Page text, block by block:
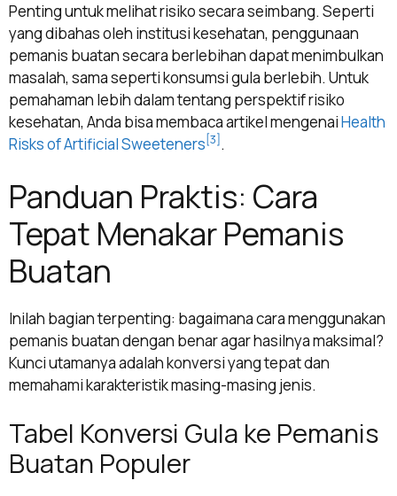
Penting untuk melihat risiko secara seimbang. Seperti
yang dibahas oleh institusi kesehatan, penggunaan
pemanis buatan secara berlebihan dapat menimbulkan
masalah, sama seperti konsumsi gula berlebih. Untuk
pemahaman lebih dalam tentang perspektif risiko
kesehatan, Anda bisa membaca artikel mengenaiHealth
Risks of Artificial Sweeteners [3].
Panduan Praktis: Cara
Tepat Menakar Pemanis
Buatan
Inilah bagian terpenting: bagaimana cara menggunakan
pemanis buatan dengan benar agar hasilnya maksimal?
Kunci utamanya adalah konversi yang tepat dan
memahami karakteristik masing-masing jenis.
Tabel Konversi Gula ke Pemanis
Buatan Populer